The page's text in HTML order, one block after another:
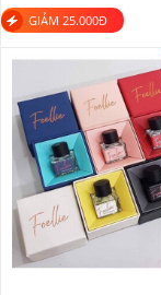
GIẢM 25.000Đ